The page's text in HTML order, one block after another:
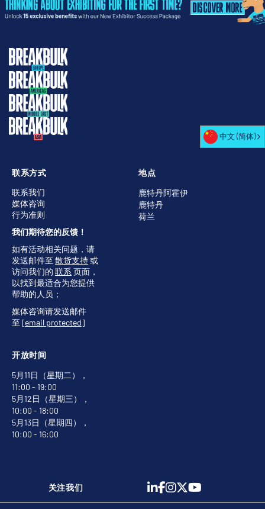
地点
鹿特丹阿霍伊
鹿特丹
荷兰
开放时间
5月11日（星期二），
11:00 - 19:00
5月12日（星期三），
10:00 - 18:00
5月13日（星期四），
10:00 - 16:00
联系方式
联系我们
媒体咨询
行为准则
我们期待您的反馈！
如有活动相关问题，请
发送邮件至 散货支持或
访问我们的 联系 页面，
以找到最适合为您提供
帮助的人员；
媒体咨询请发送邮件
至 [email protected]
关注我们
中文 (简体)